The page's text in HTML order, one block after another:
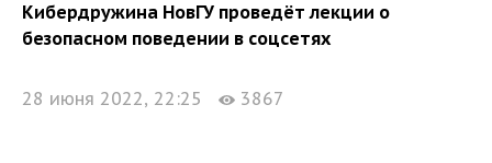
Кибердружина НовГУ проведёт лекции о
безопасном поведении в соцсетях
28 июня 2022, 22:25 3867